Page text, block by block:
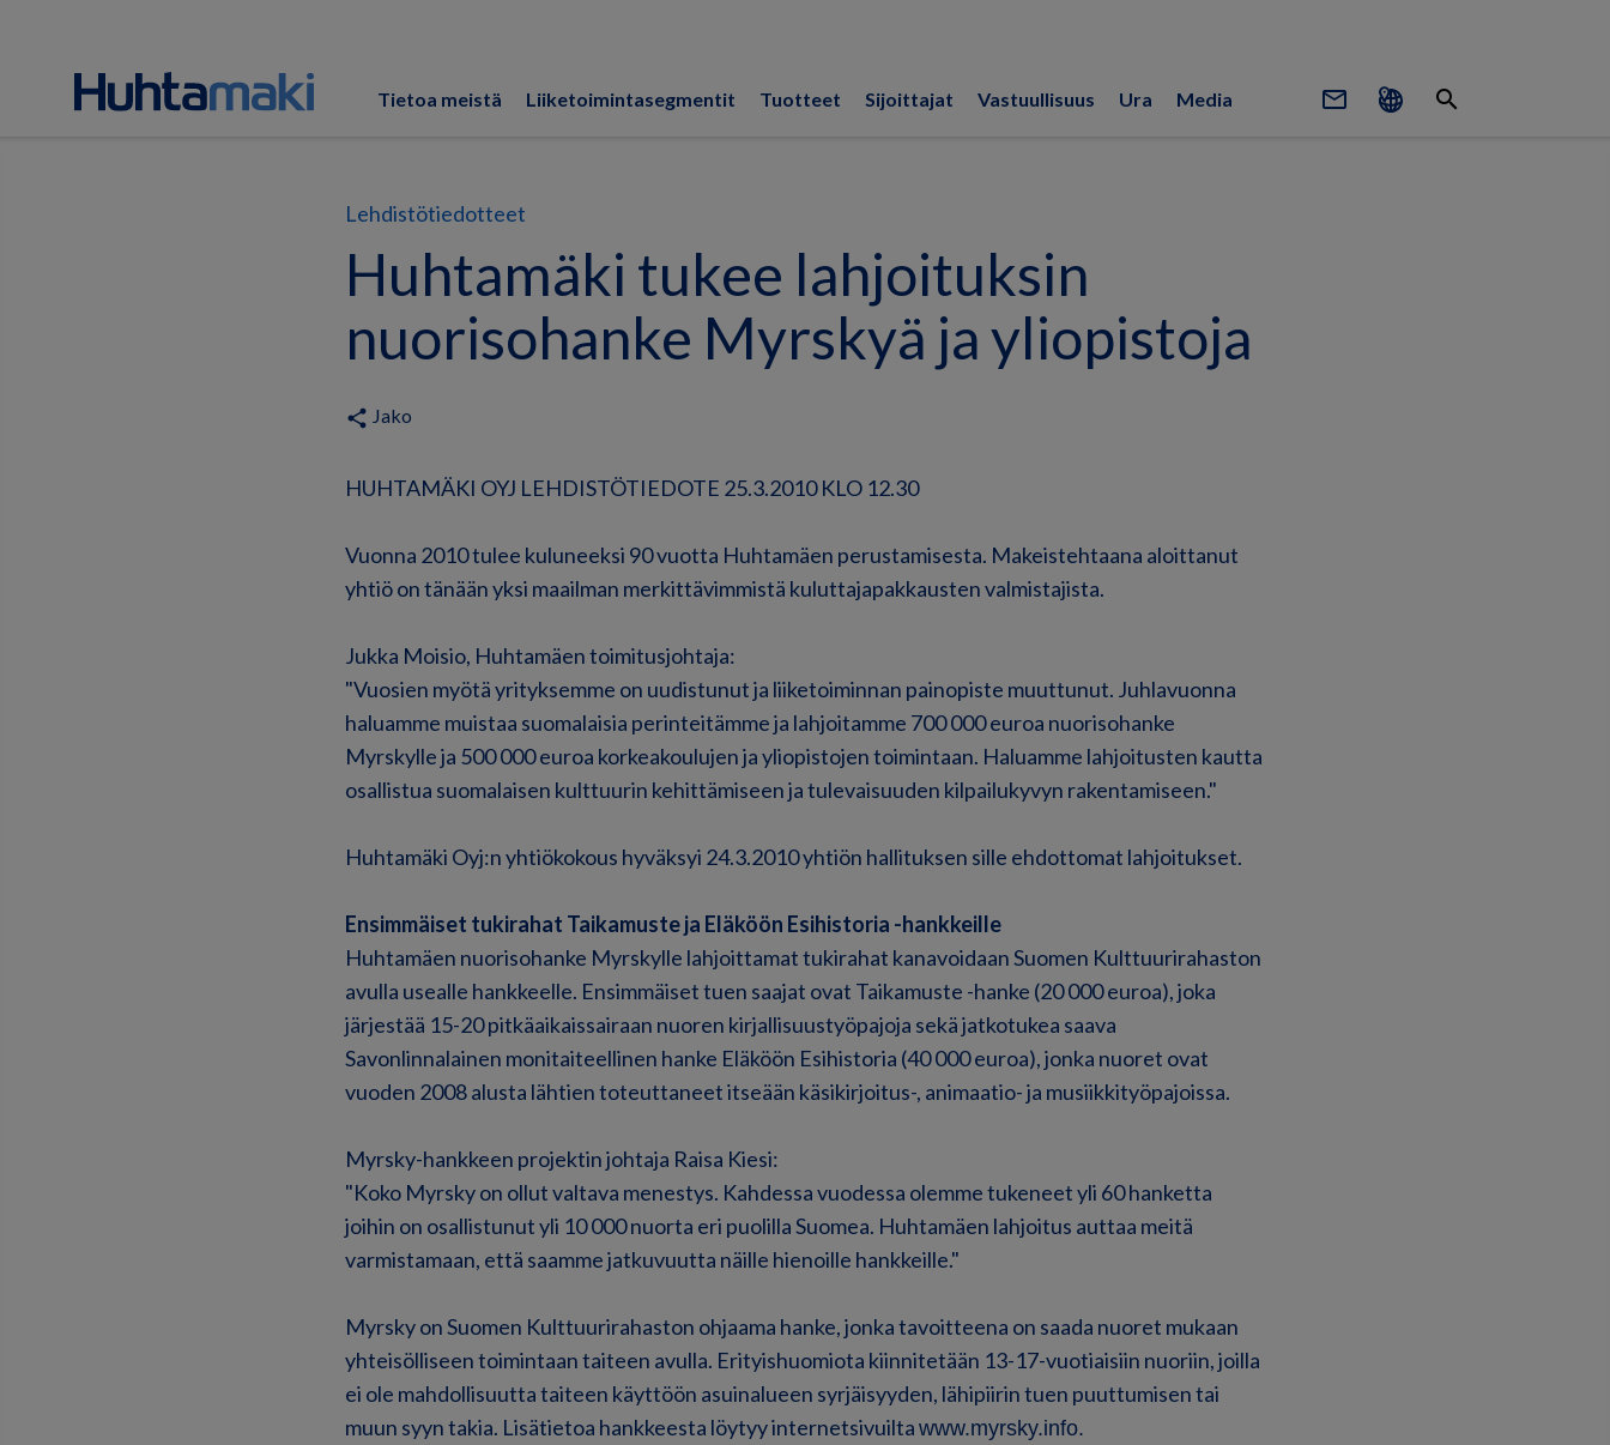
Tietoa meistä Liiketoimintasegmentit Tuotteet Sijoittajat Vastuullisuus Ura Media mail_outline search
Lehdistötiedotteet
Huhtamäki tukee lahjoituksin
nuorisohanke Myrskyä ja yliopistoja
share Jako
HUHTAMÄKI OYJ LEHDISTÖTIEDOTE 25.3.2010 KLO 12.30
Vuonna 2010 tulee kuluneeksi 90 vuotta Huhtamäen perustamisesta. Makeistehtaana aloittanut
yhtiö on tänään yksi maailman merkittävimmistä kuluttajapakkausten valmistajista.
Jukka Moisio, Huhtamäen toimitusjohtaja:
"Vuosien myötä yrityksemme on uudistunut ja liiketoiminnan painopiste muuttunut. Juhlavuonna
haluamme muistaa suomalaisia perinteitämme ja lahjoitamme 700 000 euroa nuorisohanke
Myrskylle ja 500 000 euroa korkeakoulujen ja yliopistojen toimintaan. Haluamme lahjoitusten kautta
osallistua suomalaisen kulttuurin kehittämiseen ja tulevaisuuden kilpailukyvyn rakentamiseen."
Huhtamäki Oyj:n yhtiökokous hyväksyi 24.3.2010 yhtiön hallituksen sille ehdottomat lahjoitukset.
Ensimmäiset tukirahat Taikamuste ja Eläköön Esihistoria -hankkeille
Huhtamäen nuorisohanke Myrskylle lahjoittamat tukirahat kanavoidaan Suomen Kulttuurirahaston
avulla usealle hankkeelle. Ensimmäiset tuen saajat ovat Taikamuste -hanke (20 000 euroa), joka
järjestää 15-20 pitkäaikaissairaan nuoren kirjallisuustyöpajoja sekä jatkotukea saava
Savonlinnalainen monitaiteellinen hanke Eläköön Esihistoria (40 000 euroa), jonka nuoret ovat
vuoden 2008 alusta lähtien toteuttaneet itseään käsikirjoitus-, animaatio- ja musiikkityöpajoissa.
Myrsky-hankkeen projektin johtaja Raisa Kiesi:
"Koko Myrsky on ollut valtava menestys. Kahdessa vuodessa olemme tukeneet yli 60 hanketta
joihin on osallistunut yli 10 000 nuorta eri puolilla Suomea. Huhtamäen lahjoitus auttaa meitä
varmistamaan, että saamme jatkuvuutta näille hienoille hankkeille."
Myrsky on Suomen Kulttuurirahaston ohjaama hanke, jonka tavoitteena on saada nuoret mukaan
yhteisölliseen toimintaan taiteen avulla. Erityishuomiota kiinnitetään 13-17-vuotiaisiin nuoriin, joilla
ei ole mahdollisuutta taiteen käyttöön asuinalueen syrjäisyyden, lähipiirin tuen puuttumisen tai
muun syyn takia. Lisätietoa hankkeesta löytyy internetsivuilta www.myrsky.info.